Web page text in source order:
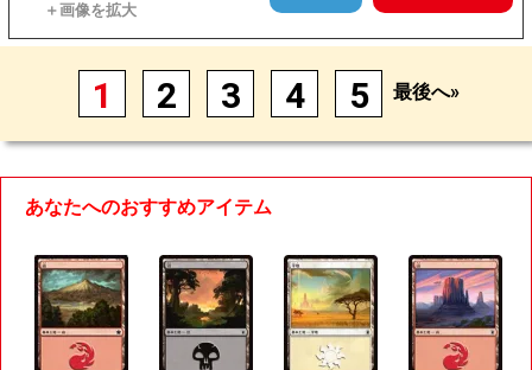
1 2 3 4 5 最後へ»
あなたへのおすすめアイテム